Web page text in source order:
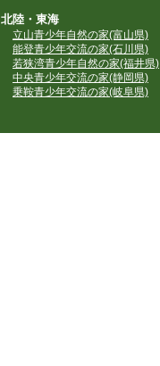
北陸・東海
立山青少年自然の家(富山県)
能登青少年交流の家(石川県)
若狭湾青少年自然の家(福井県)
中央青少年交流の家(静岡県)
乗鞍青少年交流の家(岐阜県)